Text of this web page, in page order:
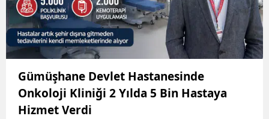
Gümüşhane Devlet Hastanesinde
Onkoloji Kliniği 2 Yılda 5 Bin Hastaya
Hizmet Verdi